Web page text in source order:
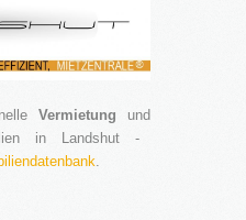
Vermietung und
in Landshut -
.